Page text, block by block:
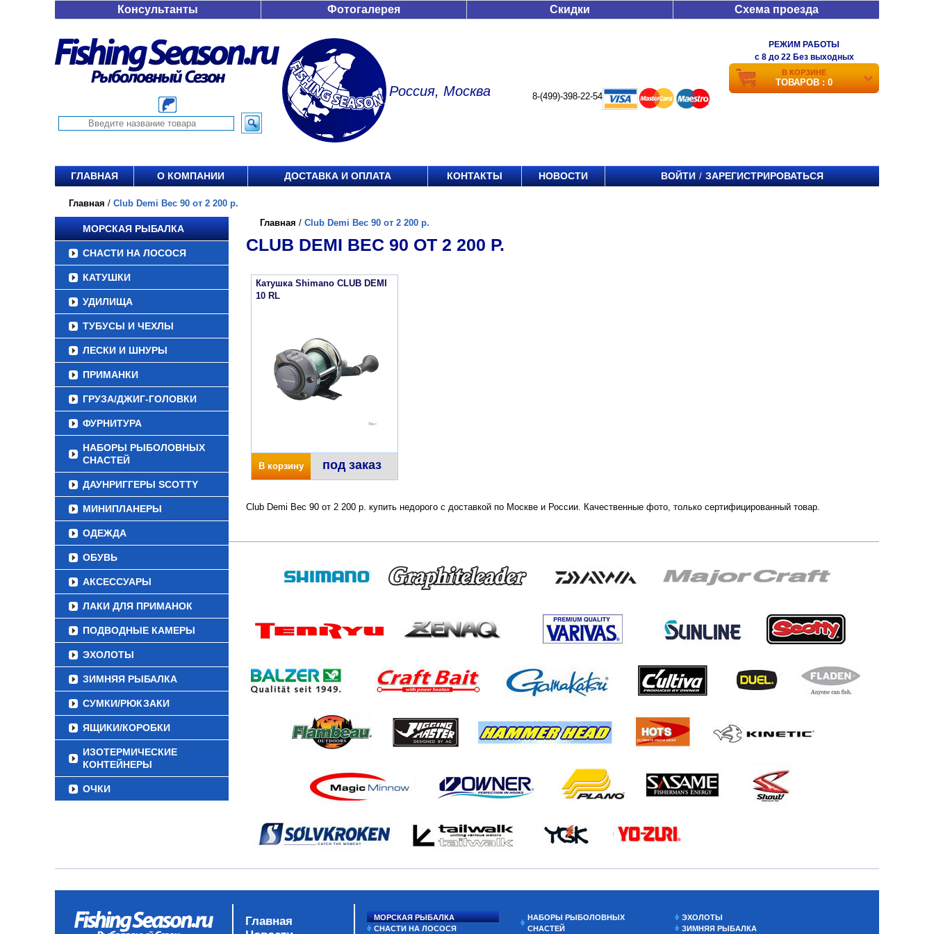
Консультанты Фотогалерея Скидки Схема проезда
Россия, Москва 8-(499)-398-22-54
РЕЖИМ РАБОТЫ
c 8 до 22 Без выходных
В КОРЗИНЕ
ТОВАРОВ : 0
ГЛАВНАЯ О КОМПАНИИ ДОСТАВКА И ОПЛАТА КОНТАКТЫ НОВОСТИ ВОЙТИ / ЗАРЕГИСТРИРОВАТЬСЯ
Главная / Club Demi Вес 90 от 2 200 р.
МОРСКАЯ РЫБАЛКА
СНАСТИ НА ЛОСОСЯ
КАТУШКИ
УДИЛИЩА
ТУБУСЫ И ЧЕХЛЫ
ЛЕСКИ И ШНУРЫ
ПРИМАНКИ
ГРУЗА/ДЖИГ-ГОЛОВКИ
ФУРНИТУРА
НАБОРЫ РЫБОЛОВНЫХ
СНАСТЕЙ
ДАУНРИГГЕРЫ SCOTTY
МИНИПЛАНЕРЫ
ОДЕЖДА
ОБУВЬ
АКСЕССУАРЫ
ЛАКИ ДЛЯ ПРИМАНОК
ПОДВОДНЫЕ КАМЕРЫ
ЭХОЛОТЫ
ЗИМНЯЯ РЫБАЛКА
СУМКИ/РЮКЗАКИ
ЯЩИКИ/КОРОБКИ
ИЗОТЕРМИЧЕСКИЕ
КОНТЕЙНЕРЫ
ОЧКИ
Главная / Club Demi Вес 90 от 2 200 р.
CLUB DEMI ВЕС 90 ОТ 2 200 Р.
Катушка Shimano CLUB DEMI
10 RL
В корзину под заказ
Club Demi Вес 90 от 2 200 р. купить недорого с доставкой по Москве и России. Качественные фото, только сертифицированный товар.
Главная
МОРСКАЯ РЫБАЛКА
СНАСТИ НА ЛОСОСЯ
НАБОРЫ РЫБОЛОВНЫХ
СНАСТЕЙ
ЭХОЛОТЫ
ЗИМНЯЯ РЫБАЛКА